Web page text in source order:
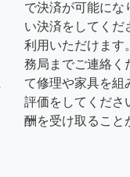
で決済が可能にな
い決済をしてくだ
利用いただけます
務局までご連絡く
て修理や家具を組
評価をしてくださ
酬を受け取ること